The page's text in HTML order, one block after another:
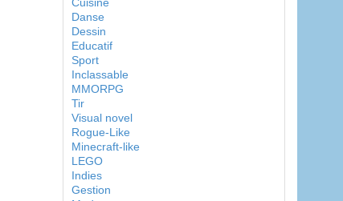
Danse
Dessin
Educatif
Sport
Inclassable
MMORPG
Tir
Visual novel
Rogue-Like
Minecraft-like
LEGO
Indies
Gestion